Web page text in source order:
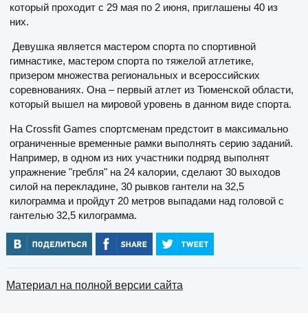
который проходит с 29 мая по 2 июня, приглашены 40 из
них.
Девушка является мастером спорта по спортивной
гимнастике, мастером спорта по тяжелой атлетике,
призером множества региональных и всероссийских
соревнованиях. Она – первый атлет из Тюменской области,
который вышел на мировой уровень в данном виде спорта.
На Crossfit Games спортсменам предстоит в максимально
ограниченные временные рамки выполнять серию заданий.
Например, в одном из них участники подряд выполнят
упражнение "гребля" на 24 калории, сделают 30 выходов
силой на перекладине, 30 рывков гантели на 32,5
килограмма и пройдут 20 метров выпадами над головой с
гантелью 32,5 килограмма.
Материал на полной версии сайта